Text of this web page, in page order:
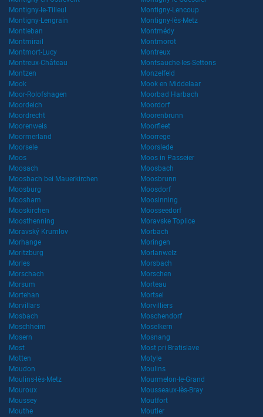
Montigny-le-Tilleul
Montigny-Lencoup
Montigny-Lengrain
Montigny-lès-Metz
Montleban
Montmédy
Montmirail
Montmorot
Montmort-Lucy
Montreux
Montreux-Château
Montsauche-les-Settons
Montzen
Monzelfeld
Mook
Mook en Middelaar
Moor-Rolofshagen
Moorbad Harbach
Moordeich
Moordorf
Moordrecht
Moorenbrunn
Moorenweis
Moorfleet
Moormerland
Moorrege
Moorsele
Moorslede
Moos
Moos in Passeier
Moosach
Moosbach
Moosbach bei Mauerkirchen
Moosbrunn
Moosburg
Moosdorf
Moosham
Moosinning
Mooskirchen
Moosseedorf
Moosthenning
Moravske Toplice
Moravský Krumlov
Morbach
Morhange
Moringen
Moritzburg
Morlanwelz
Morles
Morsbach
Morschach
Morschen
Morsum
Morteau
Mortehan
Mortsel
Morvillars
Morvilliers
Mosbach
Moschendorf
Moschheim
Moselkern
Mosern
Mosnang
Most
Most pri Bratislave
Motten
Motyle
Moudon
Moulins
Moulins-lès-Metz
Mourmelon-le-Grand
Mouroux
Mousseaux-lès-Bray
Moussey
Moutfort
Mouthe
Moutier